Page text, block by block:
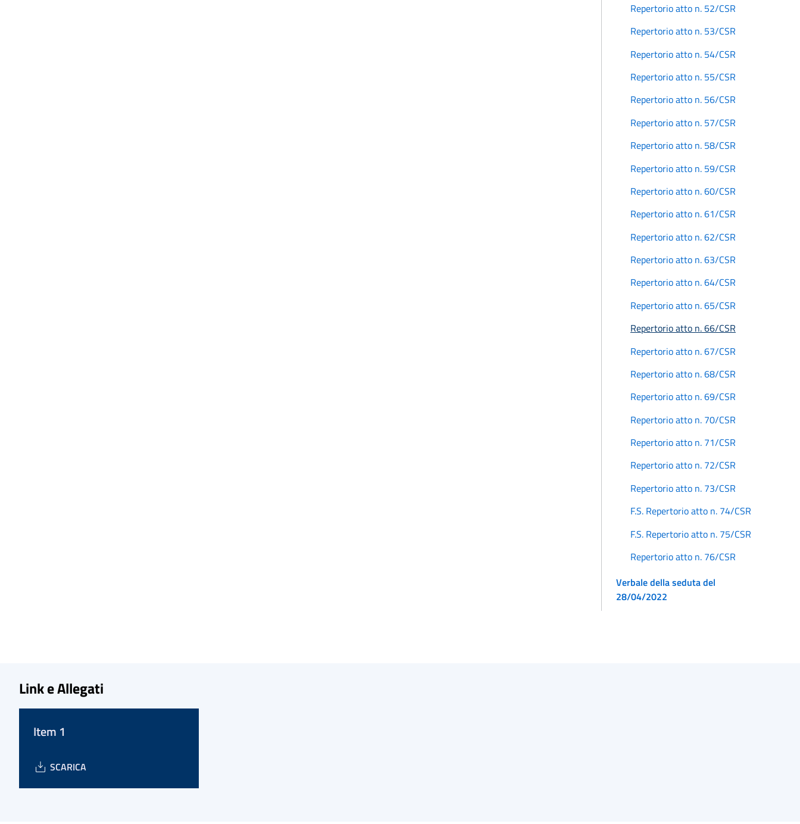
Repertorio atto n. 52/CSR
Repertorio atto n. 53/CSR
Repertorio atto n. 54/CSR
Repertorio atto n. 55/CSR
Repertorio atto n. 56/CSR
Repertorio atto n. 57/CSR
Repertorio atto n. 58/CSR
Repertorio atto n. 59/CSR
Repertorio atto n. 60/CSR
Repertorio atto n. 61/CSR
Repertorio atto n. 62/CSR
Repertorio atto n. 63/CSR
Repertorio atto n. 64/CSR
Repertorio atto n. 65/CSR
Repertorio atto n. 66/CSR
Repertorio atto n. 67/CSR
Repertorio atto n. 68/CSR
Repertorio atto n. 69/CSR
Repertorio atto n. 70/CSR
Repertorio atto n. 71/CSR
Repertorio atto n. 72/CSR
Repertorio atto n. 73/CSR
F.S. Repertorio atto n. 74/CSR
F.S. Repertorio atto n. 75/CSR
Repertorio atto n. 76/CSR
Verbale della seduta del
28/04/2022
Link e Allegati
Item 1
SCARICA